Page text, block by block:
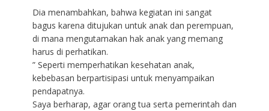
Dia menambahkan, bahwa kegiatan ini sangat
bagus karena ditujukan untuk anak dan perempuan,
di mana mengutamakan hak anak yang memang
harus di perhatikan.
” Seperti memperhatikan kesehatan anak,
kebebasan berpartisipasi untuk menyampaikan
pendapatnya.
Saya berharap, agar orang tua serta pemerintah dan